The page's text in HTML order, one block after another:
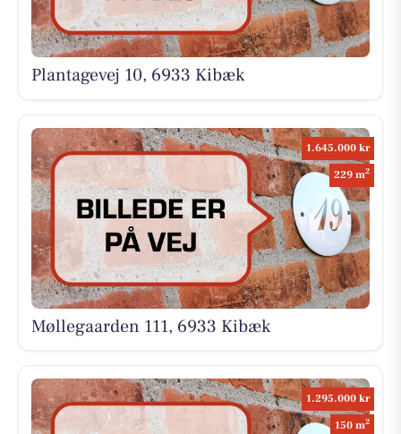
Plantagevej 10, 6933 Kibæk
1.645.000 kr
229 m2
Møllegaarden 111, 6933 Kibæk
1.295.000 kr
150 m2